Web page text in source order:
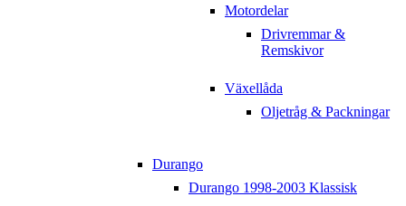
Motordelar
Drivremmar &
Remskivor
Växellåda
Oljetråg & Packningar
Durango
Durango 1998-2003 Klassisk